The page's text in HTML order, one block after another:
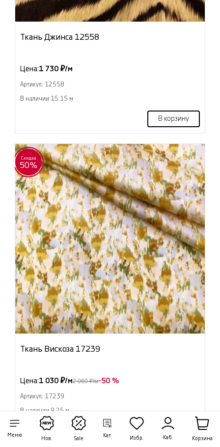
Меню
Нов. Sale
Кат. Избр. Каб. Корзина
Ткань Джинса 12558
Цена:1 730 ₽/м
Артикул: 12558
В наличии 15.15 м
В корзину
Скидка
50%
Ткань Вискоза 17239
Цена:1 030 ₽/м2 060 ₽/м-50 %
Артикул: 17239
В наличии 9.25 м
В корзину